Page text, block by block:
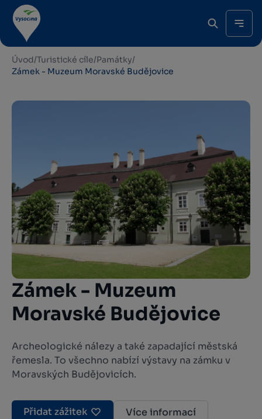
Úvod/Turistické cíle/Památky/
Zámek - Muzeum Moravské Budějovice
Zámek - Muzeum
Moravské Budějovice
Archeologické nálezy a také zapadající městská
řemesla. To všechno nabízí výstavy na zámku v
Moravských Budějovicích.
Přidat zážitek
Více informací